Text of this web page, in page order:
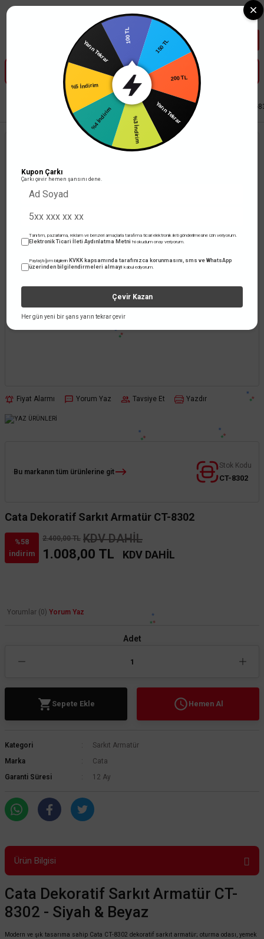
Tüm Banka Kartlarına Vade Farksız 3-5 Taksit Fırsatı Mailorder ile
Aydınlatma Sarkıt Armatür Cata Dekoratif Sarkıt Armatür CT-
Fiyat Alarmı Yorum Yaz Tavsiye Et Yazdır
Bu markanın tüm ürünlerine git
Stok Kodu
CT-8302
Cata Dekoratif Sarkıt Armatür CT-8302
%58
indirim
2.400,00 TL KDV DAHİL
1.008,00 TL KDV DAHİL
Yorumlar (0) Yorum Yaz
Adet
Sepete Ekle Hemen Al
Kategori
Sarkıt Armatür
Marka
Cata
Garanti Süresi
12 Ay
Ürün Bilgisi
Cata Dekoratif Sarkıt Armatür CT-
8302 - Siyah & Beyaz
Modern ve şık tasarıma sahip Cata CT-8302 dekoratif sarkıt armatür; oturma odası, yemek
150 TL
Yarın Tekrar
%4 İndirim
%5 İndirim
Yarın Tekrar
Kupon Çarkı
Çarkı çevir hemen şansını dene.
Tanıtım, pazarlama, reklam ve benzeri amaçlarla tarafıma ticari elektronik ileti gönderilmesine izin veriyorum.
Elektronik Ticari İleti Aydınlatma Metni 'ni okudum onay veriyorum.
Paylaştığım bilgilerin KVKK kapsamında tarafınızca korunmasını, sms ve WhatsApp
üzerinden bilgilendirmeleri almayı kabul ediyorum.
Çevir Kazan
Her gün yeni bir şans yarın tekrar çevir